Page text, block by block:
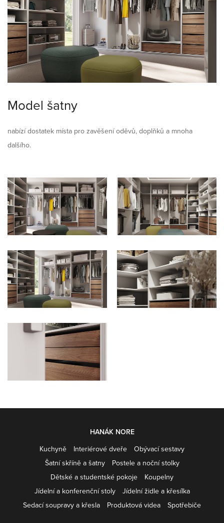
Model šatny
nabízí dostatek místa pro zavěšení oděvů, doplňků a mnoha
dalšího.
HANÁK NORE
Kuchyně
Interiérové dveře
Obývací sestavy
Šatní skříně a šatny
Postele a noční stolky
Dětské a studentské pokoje
Koupelny
Jídelní a konferenční stoly
Jídelní židle a křesílka
Sedací soupravy a křesla
Produktová videa Spotřebiče